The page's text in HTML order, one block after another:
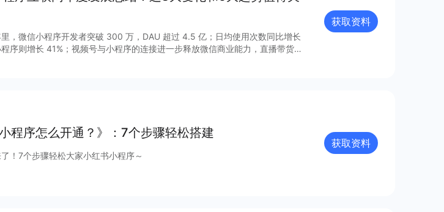
，微信小程序开发者突破 300 万，DAU 超过 4.5 亿；日均使用次数同比增长
序则增长 41%；视频号与小程序的连接进一步释放微信商业能力，直播带货
商家数字化运营、降本增效。
获取资料
小程序怎么开通？》：7个步骤轻松搭建
！7个步骤轻松大家小红书小程序～
获取资料